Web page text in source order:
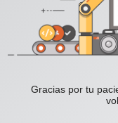
Gracias por tu